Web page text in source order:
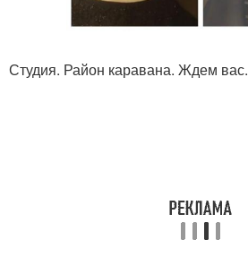
Студия. Район каравана. Ждем вас.